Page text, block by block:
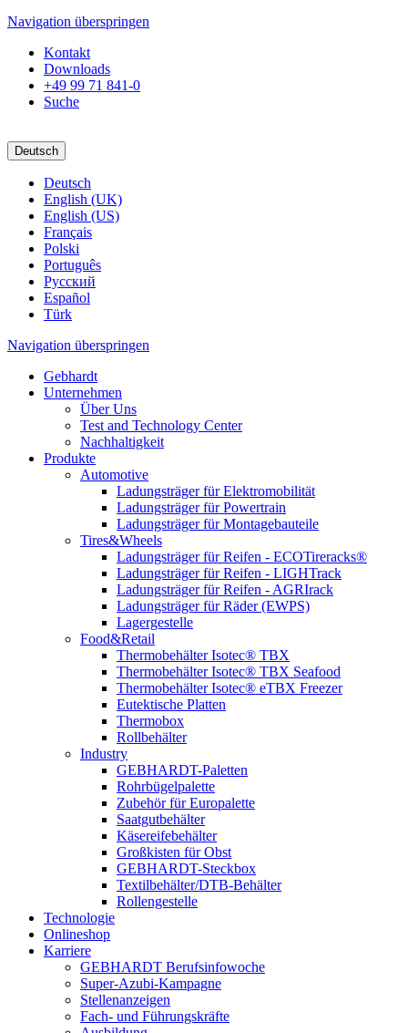
Navigation überspringen
Kontakt
Downloads
+49 99 71 841-0
Suche
Deutsch
Deutsch
English (UK)
English (US)
Français
Polski
Português
Pусский
Español
Türk
Navigation überspringen
Gebhardt
Unternehmen
Über Uns
Test and Technology Center
Nachhaltigkeit
Produkte
Automotive
Ladungsträger für Elektromobilität
Ladungsträger für Powertrain
Ladungsträger für Montagebauteile
Tires&Wheels
Ladungsträger für Reifen - ECOTireracks®
Ladungsträger für Reifen - LIGHTrack
Ladungsträger für Reifen - AGRIrack
Ladungsträger für Räder (EWPS)
Lagergestelle
Food&Retail
Thermobehälter Isotec® TBX
Thermobehälter Isotec® TBX Seafood
Thermobehälter Isotec® eTBX Freezer
Eutektische Platten
Thermobox
Rollbehälter
Industry
GEBHARDT-Paletten
Rohrbügelpalette
Zubehör für Europalette
Saatgutbehälter
Käsereifebehälter
Großkisten für Obst
GEBHARDT-Steckbox
Textilbehälter/DTB-Behälter
Rollengestelle
Technologie
Onlineshop
Karriere
GEBHARDT Berufsinfowoche
Super-Azubi-Kampagne
Stellenanzeigen
Fach- und Führungskräfte